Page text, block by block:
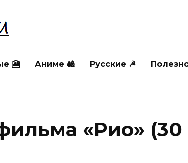
🎦 Аниме 🎎 Русские ☭
«Рио» (30